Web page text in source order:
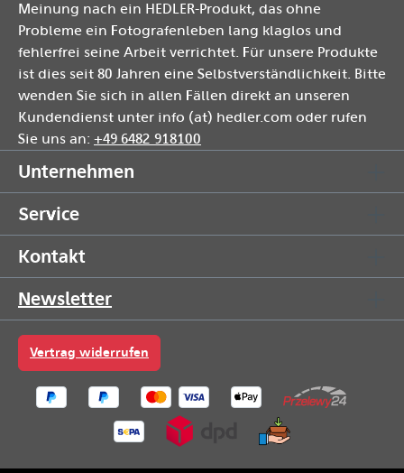
Meinung nach ein HEDLER-Produkt, das ohne
Probleme ein Fotografenleben lang klaglos und
fehlerfrei seine Arbeit verrichtet. Für unsere Produkte
ist dies seit 80 Jahren eine Selbstverständlichkeit. Bitte
wenden Sie sich in allen Fällen direkt an unseren
Kundendienst unter info (at) hedler.com oder rufen
Sie uns an: +49 6482 918100
Unternehmen
Service
Kontakt
Newsletter
Vertrag widerrufen